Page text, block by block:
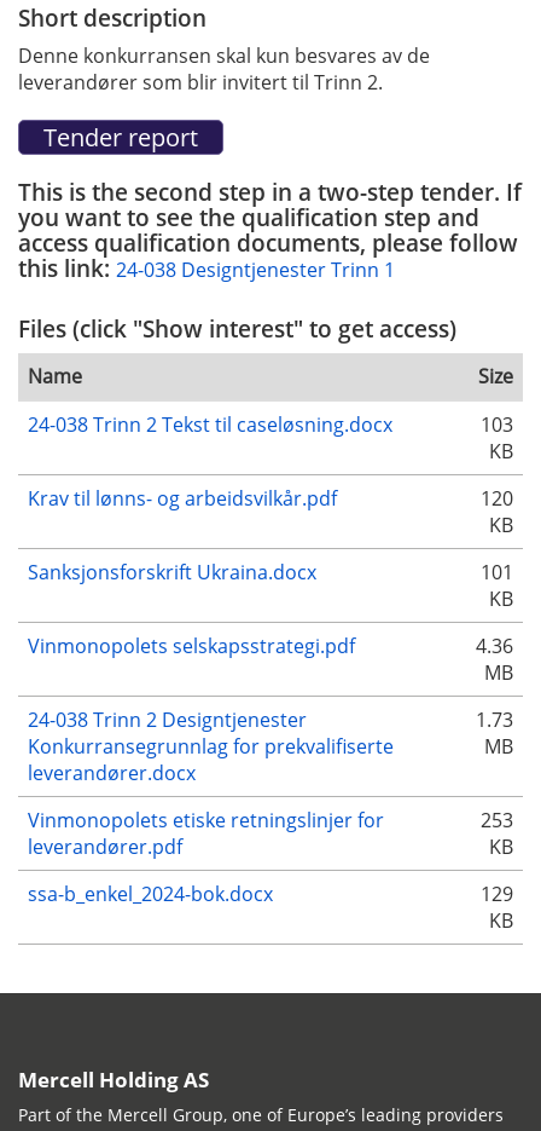
Short description
Denne konkurransen skal kun besvares av de
leverandører som blir invitert til Trinn 2.
This is the second step in a two-step tender. If
you want to see the qualification step and
access qualification documents, please follow
this link: 24-038 Designtjenester Trinn 1
Files (click "Show interest" to get access)
Name
Size
24-038 Trinn 2 Tekst til caseløsning.docx
103
KB
Krav til lønns- og arbeidsvilkår.pdf
120
KB
Sanksjonsforskrift Ukraina.docx
101
KB
Vinmonopolets selskapsstrategi.pdf
4.36
MB
24-038 Trinn 2 Designtjenester
Konkurransegrunnlag for prekvalifiserte
leverandører.docx
1.73
MB
Vinmonopolets etiske retningslinjer for
leverandører.pdf
253
KB
ssa-b_enkel_2024-bok.docx
129
KB
Mercell Holding AS
Part of the Mercell Group, one of Europe’s leading providers